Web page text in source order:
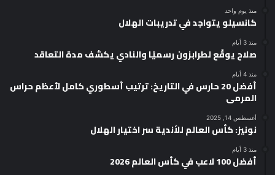
منذ يوم واحد
كانسيلو يتواجد في تدريبات الهلال
منذ 3 أيام
صلاح يوقّع لطرابزون رسميًا والنادي يكشف مدة التعاقد
منذ 4 أيام
أفضل 20 حارس في التاريخ: ترتيب أسطوري كامل لأعظم حراس
المرمى
أغسطس 14, 2025
نونيز: كأس العالم للأندية سر اختيار الهلال
منذ 3 أيام
أفضل 100 لاعب في كأس العالم 2026